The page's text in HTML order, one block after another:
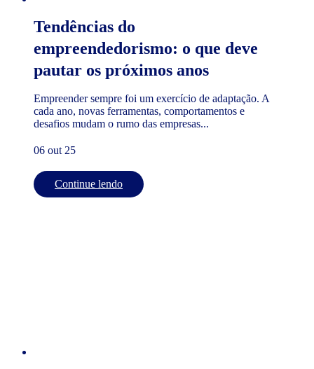
Tendências do
empreendedorismo: o que deve
pautar os próximos anos
Empreender sempre foi um exercício de adaptação. A
cada ano, novas ferramentas, comportamentos e
desafios mudam o rumo das empresas...
06 out 25
Continue lendo